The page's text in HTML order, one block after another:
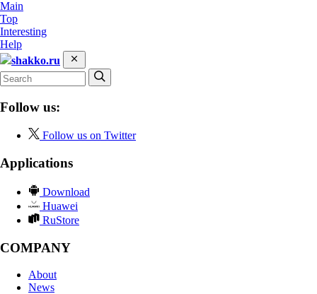
Main
Top
Interesting
Help
shakko.ru
Follow us:
Follow us on Twitter
Applications
Download
Huawei
RuStore
COMPANY
About
News